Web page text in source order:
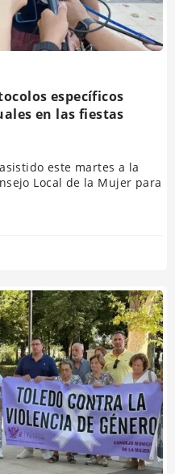
específicos
en las fiestas
este martes a la
Local de la Mujer para